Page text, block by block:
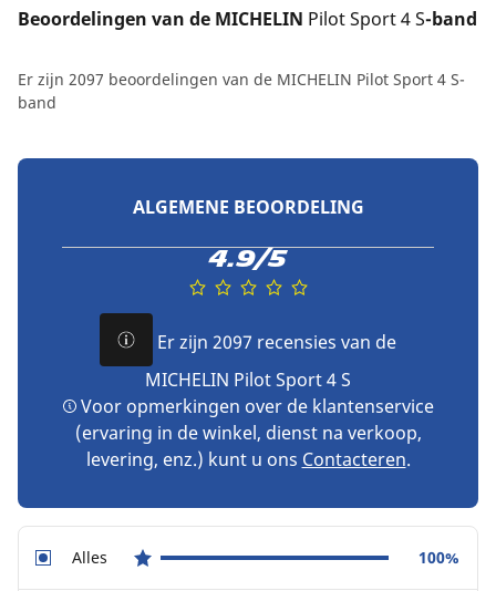
Beoordelingen van de MICHELIN Pilot Sport 4 S-band
Er zijn 2097 beoordelingen van de MICHELIN Pilot Sport 4 S-
band
ALGEMENE BEOORDELING
4.9/5
Er zijn 2097 recensies van de
MICHELIN Pilot Sport 4 S
Voor opmerkingen over de klantenservice
(ervaring in de winkel, dienst na verkoop,
levering, enz.) kunt u ons Contacteren.
Allesstar reviews 100%